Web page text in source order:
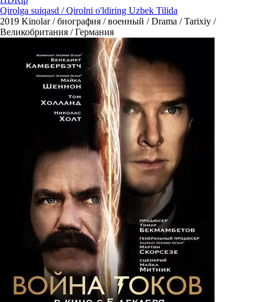
Qirolga suiqasd / Qirolni o'ldiring Uzbek Tilida
2019 Kinolar / биография / военный / Drama / Tarixiy /
Великобритания / Германия